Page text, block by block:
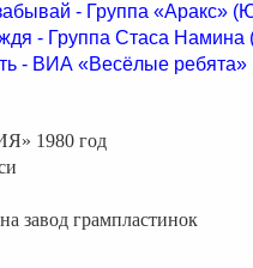
- Группа «Аракс»
- Группа Стаса
- ВИА «Весёлые
1980 год
завод грампластинок